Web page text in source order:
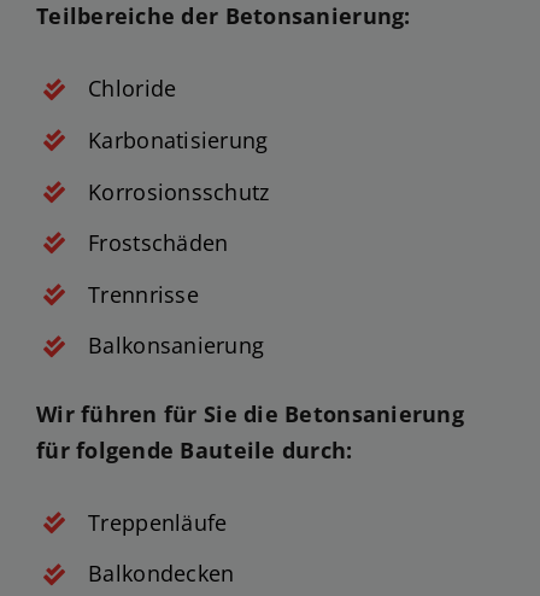
Teilbereiche der Betonsanierung:
Chloride
Karbonatisierung
Korrosionsschutz
Frostschäden
Trennrisse
Balkonsanierung
Wir führen für Sie die Betonsanierung
für folgende Bauteile durch:
Treppenläufe
Balkondecken